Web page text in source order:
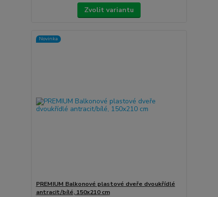
Zvolit variantu
Novinka
PREMIUM Balkonové plastové dveře dvoukřídlé
antracit/bílé, 150x210 cm